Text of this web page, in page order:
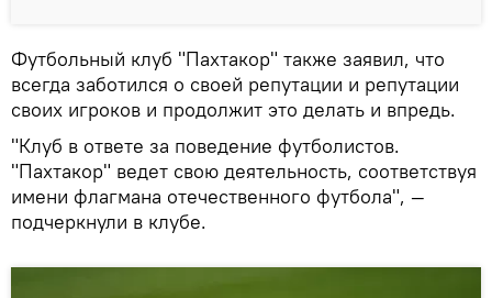
Футбольный клуб "Пахтакор" также заявил, что
всегда заботился о своей репутации и репутации
своих игроков и продолжит это делать и впредь.
"Клуб в ответе за поведение футболистов.
"Пахтакор" ведет свою деятельность, соответствуя
имени флагмана отечественного футбола", —
подчеркнули в клубе.